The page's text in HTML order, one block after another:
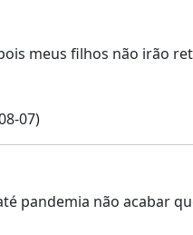
meus filhos não irão
07)
pandemia não acabar